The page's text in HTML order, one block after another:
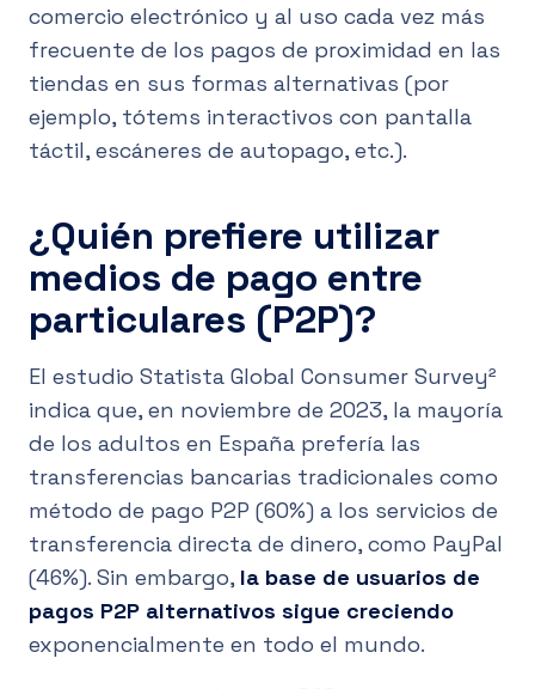
comercio electrónico y al uso cada vez más
frecuente de los pagos de proximidad en las
tiendas en sus formas alternativas (por
ejemplo, tótems interactivos con pantalla
táctil, escáneres de autopago, etc.).
¿Quién prefiere utilizar
medios de pago entre
particulares (P2P)?
El estudio Statista Global Consumer Survey²
indica que, en noviembre de 2023, la mayoría
de los adultos en España prefería las
transferencias bancarias tradicionales como
método de pago P2P (60%) a los servicios de
transferencia directa de dinero, como PayPal
(46%). Sin embargo, la base de usuarios de
pagos P2P alternativos sigue creciendo
exponencialmente en todo el mundo.